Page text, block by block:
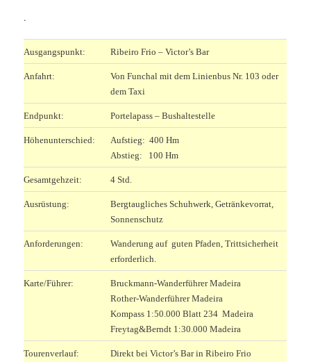
.
Ausgangspunkt: Ribeiro Frio – Victor’s Bar
Anfahrt:
Von Funchal mit dem Linienbus Nr. 103 oder
dem Taxi
Endpunkt: Portelapass – Bushaltestelle
Höhenunterschied:
Aufstieg: 400 Hm
Abstieg: 100 Hm
Gesamtgehzeit: 4 Std.
Ausrüstung:
Bergtaugliches Schuhwerk, Getränkevorrat,
Sonnenschutz
Anforderungen:
Wanderung auf guten Pfaden, Trittsicherheit
erforderlich.
Karte/Führer:
Bruckmann-Wanderführer Madeira
Rother-Wanderführer Madeira
Kompass 1:50.000 Blatt 234 Madeira
Freytag&Berndt 1:30.000 Madeira
Tourenverlauf:
Direkt bei Victor’s Bar in Ribeiro Frio